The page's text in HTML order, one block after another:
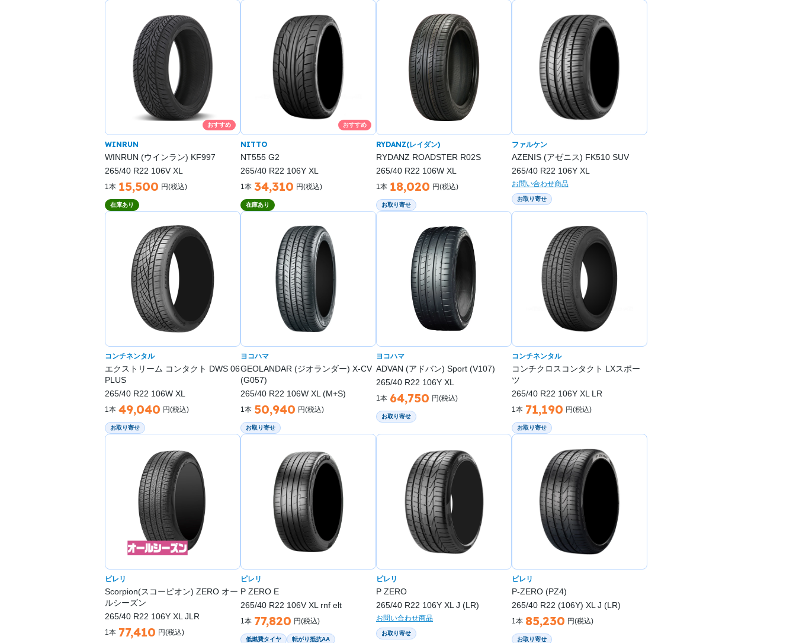
おすすめ
WINRUN
WINRUN (ウインラン) KF997
265/40 R22 106V XL
1本 15,500 円(税込)
在庫あり
おすすめ
NITTO
NT555 G2
265/40 R22 106Y XL
1本 34,310 円(税込)
在庫あり
RYDANZ(レイダン)
RYDANZ ROADSTER R02S
265/40 R22 106W XL
1本 18,020 円(税込)
お取り寄せ
ファルケン
AZENIS (アゼニス) FK510 SUV
265/40 R22 106Y XL
お問い合わせ商品
お取り寄せ
コンチネンタル
エクストリーム コンタクト DWS 06
PLUS
265/40 R22 106W XL
1本 49,040 円(税込)
お取り寄せ
ヨコハマ
GEOLANDAR (ジオランダー) X-CV
(G057)
265/40 R22 106W XL (M+S)
1本 50,940 円(税込)
お取り寄せ
ヨコハマ
ADVAN (アドバン) Sport (V107)
265/40 R22 106Y XL
1本 64,750 円(税込)
お取り寄せ
コンチネンタル
コンチクロスコンタクト LXスポー
ツ
265/40 R22 106Y XL LR
1本 71,190 円(税込)
お取り寄せ
ピレリ
Scorpion(スコーピオン) ZERO オー
ルシーズン
265/40 R22 106Y XL JLR
1本 77,410 円(税込)
ピレリ
P ZERO E
265/40 R22 106V XL rnf elt
1本 77,820 円(税込)
低燃費タイヤ
転がり抵抗AA
ピレリ
P ZERO
265/40 R22 106Y XL J (LR)
お問い合わせ商品
お取り寄せ
ピレリ
P-ZERO (PZ4)
265/40 R22 (106Y) XL J (LR)
1本 85,230 円(税込)
お取り寄せ